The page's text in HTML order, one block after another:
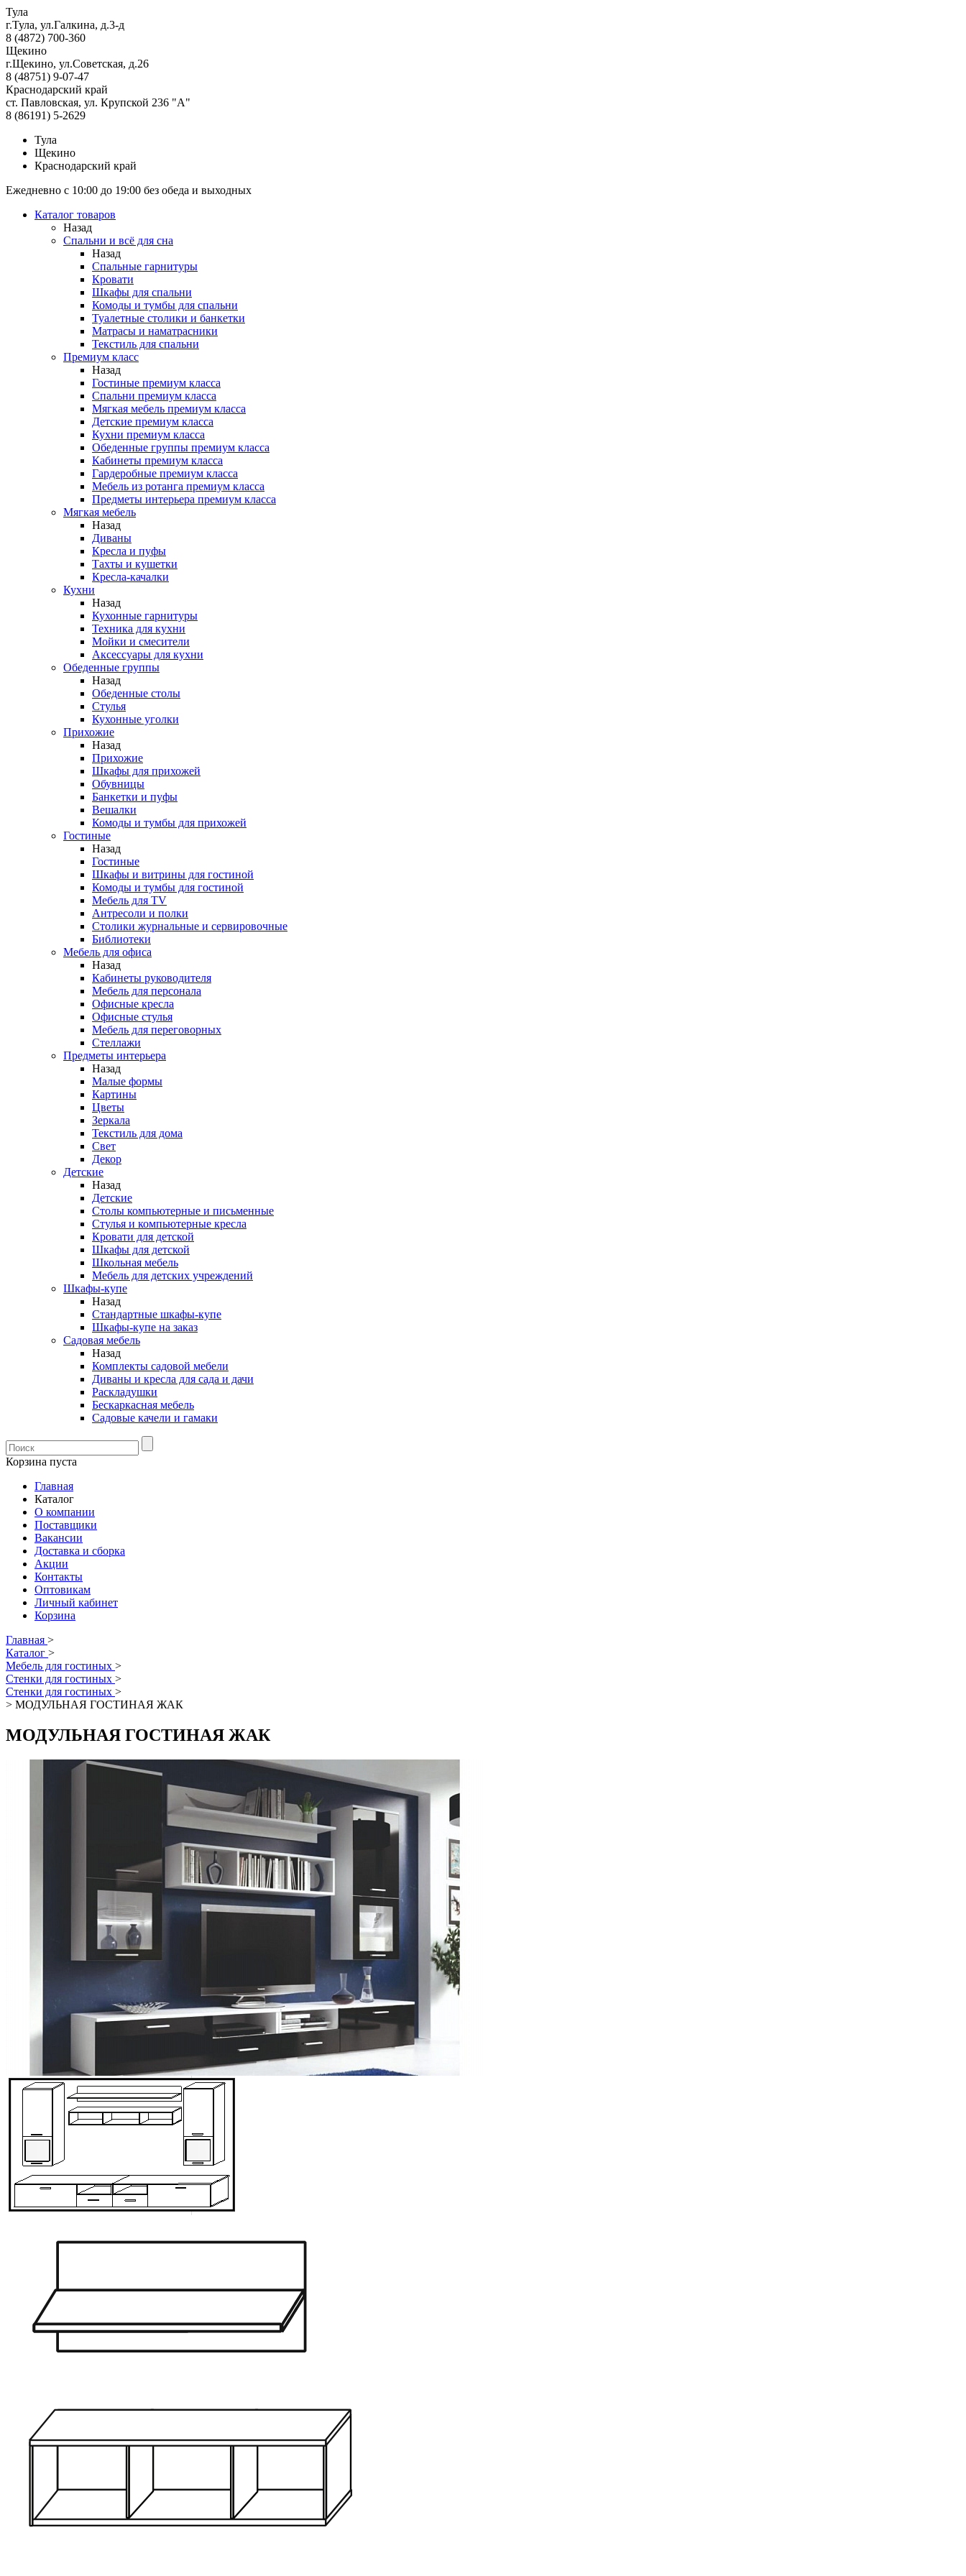
Тула
г.Тула, ул.Галкина, д.3-д
8 (4872) 700-360
Щекино
г.Щекино, ул.Советская, д.26
8 (48751) 9-07-47
Краснодарский край
ст. Павловская, ул. Крупской 236 "А"
8 (86191) 5-2629
Тула
Щекино
Краснодарский край
Ежедневно с 10:00 до 19:00 без обеда и выходных
Каталог товаров
Назад
Спальни и всё для сна
Назад
Спальные гарнитуры
Кровати
Шкафы для спальни
Комоды и тумбы для спальни
Туалетные столики и банкетки
Матрасы и наматрасники
Текстиль для спальни
Премиум класс
Назад
Гостиные премиум класса
Спальни премиум класса
Мягкая мебель премиум класса
Детские премиум класса
Кухни премиум класса
Обеденные группы премиум класса
Кабинеты премиум класса
Гардеробные премиум класса
Мебель из ротанга премиум класса
Предметы интерьера премиум класса
Мягкая мебель
Назад
Диваны
Кресла и пуфы
Тахты и кушетки
Кресла-качалки
Кухни
Назад
Кухонные гарнитуры
Техника для кухни
Мойки и смесители
Аксессуары для кухни
Обеденные группы
Назад
Обеденные столы
Стулья
Кухонные уголки
Прихожие
Назад
Прихожие
Шкафы для прихожей
Обувницы
Банкетки и пуфы
Вешалки
Комоды и тумбы для прихожей
Гостиные
Назад
Гостиные
Шкафы и витрины для гостиной
Комоды и тумбы для гостиной
Мебель для TV
Антресоли и полки
Столики журнальные и сервировочные
Библиотеки
Мебель для офиса
Назад
Кабинеты руководителя
Мебель для персонала
Офисные кресла
Офисные стулья
Мебель для переговорных
Стеллажи
Предметы интерьера
Назад
Малые формы
Картины
Цветы
Зеркала
Текстиль для дома
Свет
Декор
Детские
Назад
Детские
Столы компьютерные и письменные
Стулья и компьютерные кресла
Кровати для детской
Шкафы для детской
Школьная мебель
Мебель для детских учреждений
Шкафы-купе
Назад
Стандартные шкафы-купе
Шкафы-купе на заказ
Садовая мебель
Назад
Комплекты садовой мебели
Диваны и кресла для сада и дачи
Раскладушки
Бескаркасная мебель
Садовые качели и гамаки
Корзина пуста
Главная
Каталог
О компании
Поставщики
Вакансии
Доставка и сборка
Акции
Контакты
Оптовикам
Личный кабинет
Корзина
Главная >
Каталог >
Мебель для гостиных >
Стенки для гостиных >
Стенки для гостиных >
> МОДУЛЬНАЯ ГОСТИНАЯ ЖАК
МОДУЛЬНАЯ ГОСТИНАЯ ЖАК